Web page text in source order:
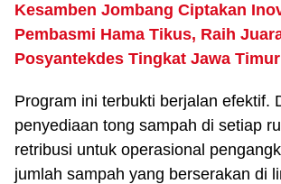
Kesamben Jombang Ciptakan
Pembasmi Hama Tikus, Raih
Posyantekdes Tingkat Jawa Timur
Program ini terbukti berjalan efektif.
penyediaan tong sampah di setiap
retribusi untuk operasional
jumlah sampah yang berserakan di